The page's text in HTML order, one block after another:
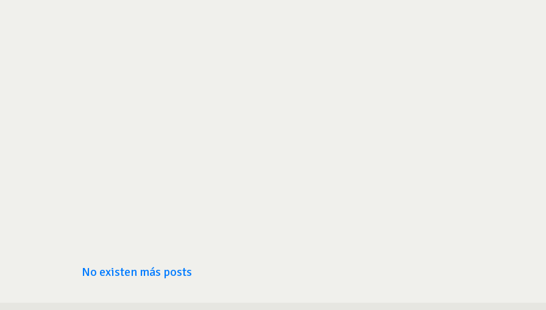
No existen más posts